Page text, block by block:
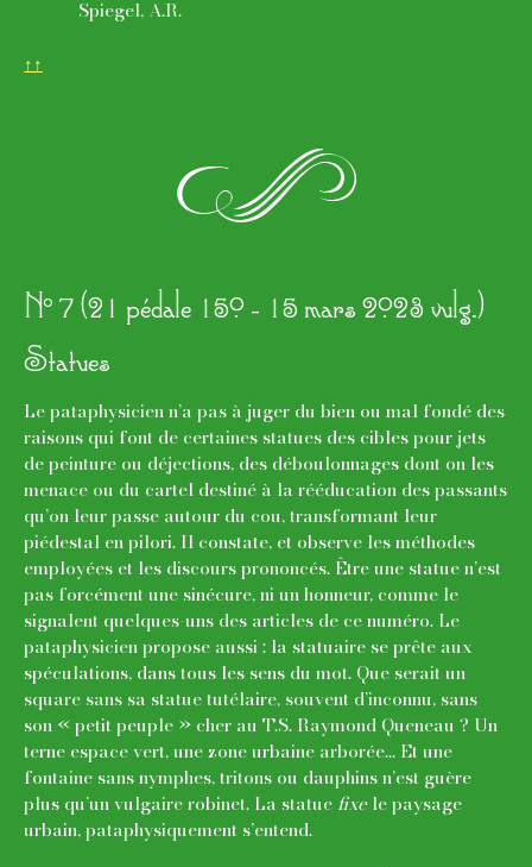
Spiegel, A.R.
↑↑
p
No 7 (21 pédale 150 - 15 mars 2023 vulg.)
Statues
Le pataphysicien n’a pas à juger du bien ou mal fondé des
raisons qui font de certaines statues des cibles pour jets
de peinture ou déjections, des déboulonnages dont on les
menace ou du cartel destiné à la rééducation des passants
qu’on leur passe autour du cou, transformant leur
piédestal en pilori. Il constate, et observe les méthodes
employées et les discours prononcés. Être une statue n’est
pas forcément une sinécure, ni un honneur, comme le
signalent quelques-uns des articles de ce numéro. Le
pataphysicien propose aussi : la statuaire se prête aux
spéculations, dans tous les sens du mot. Que serait un
square sans sa statue tutélaire, souvent d’inconnu, sans
son « petit peuple » cher au T.S. Raymond Queneau ? Un
terne espace vert, une zone urbaine arborée... Et une
fontaine sans nymphes, tritons ou dauphins n’est guère
plus qu’un vulgaire robinet. La statue fixele paysage
urbain, pataphysiquement s’entend.